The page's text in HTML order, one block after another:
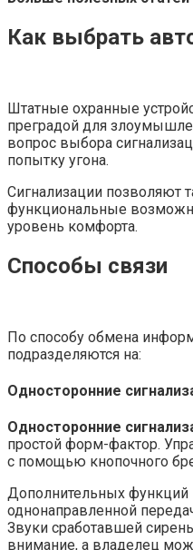
Как выбрать
Штатные охранные
преградой для
вопрос выбора
попытку угона.
Сигнализации позволяют
функциональные
уровень комфорта.
Способы связи
По способу обмена
подразделяются на:
Односторонние
Односторонние
простой форм-фактор.
с помощью кнопочного
Дополнительных функций
однонаправленной
Звуки сработавшей
внимание, а владелец